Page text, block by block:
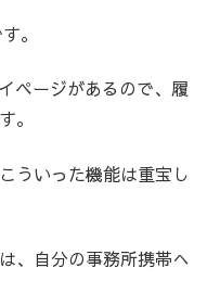
。
ページがあるので、履
。
ういった機能は重宝し
、自分の事務所携帯へ